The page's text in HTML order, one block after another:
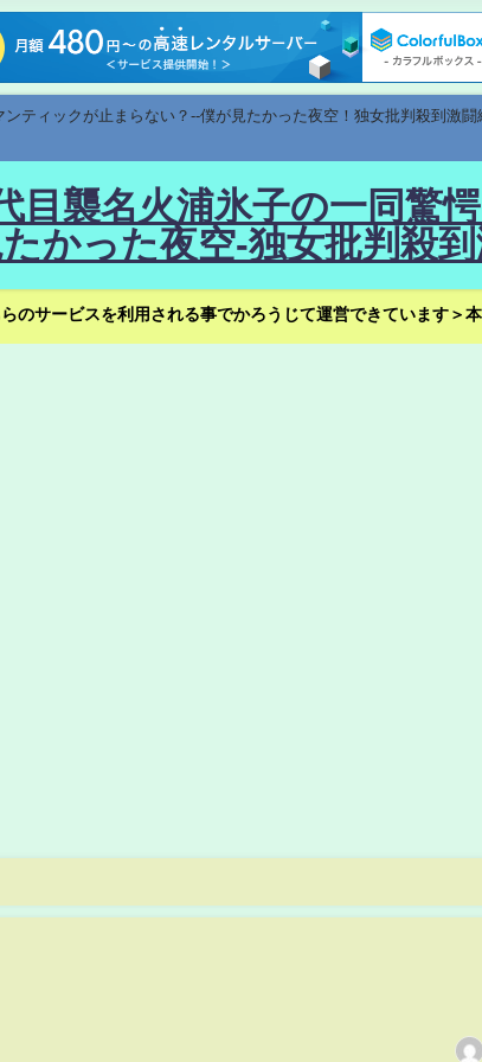
ティックが止まらない？--僕が見たかった夜空！独女批判殺到激
襲名火浦氷子の一同驚
かった夜空-独女批判殺
のサービスを利用される事でかろうじて運営できています＞